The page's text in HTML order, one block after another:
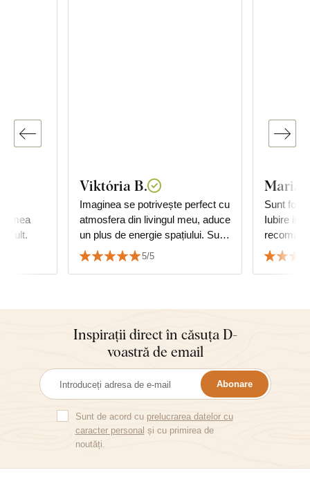
mea
mult.
Viktória B.
Imaginea se potrivește perfect cu
atmosfera din livingul meu, aduce
un plus de energie spațiului. Sunt
foarte mulțumit de calitate și de
serviciu.
5/5
Maria
Sunt
Iubire
Inspirații direct în căsuța D-
voastră de email
Abonare
Sunt de acord cu prelucrarea datelor cu
caracter personal și cu primirea de
noutăți.